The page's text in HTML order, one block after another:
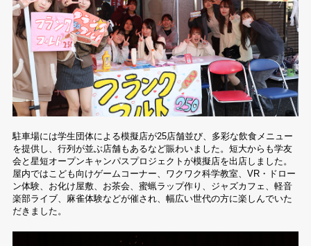
駐車場には学生団体による模擬店が25店舗並び、多彩な飲食メニュー
を提供し、行列が並ぶ店舗もあるなど賑わいました。短大からも学友
会と星短オープンキャンパスプロジェクトが模擬店を出店しました。
屋内ではこども向けゲームコーナー、ワクワク科学教室、VR・ドロー
ン体験、お化け屋敷、お茶会、蜜蝋ラップ作り、ジャズカフェ、軽音
楽部ライブ、麻雀体験などが催され、幅広い世代の方に楽しんでいた
だきました。